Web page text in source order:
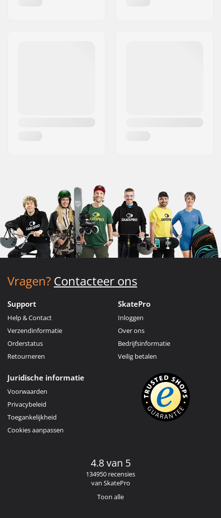
Vragen? Contacteer ons
Support
Help & Contact
Verzendinformatie
Orderstatus
Retourneren
SkatePro
Inloggen
Over ons
Bedrijfsinformatie
Veilig betalen
Juridische informatie
Voorwaarden
Privacybeleid
Toegankelijkheid
Cookies aanpassen
4.8 van 5
134950 recensies
van SkatePro
Toon alle